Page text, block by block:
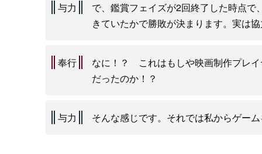
与力
で、鑑賞フェイズが2回終了した時点
きていたかで勝敗が決まります。実は
奉行
なに！？ これはもしや映画制作プレ
だったのか！？
与力 そんな感じです。それでは私からゲー